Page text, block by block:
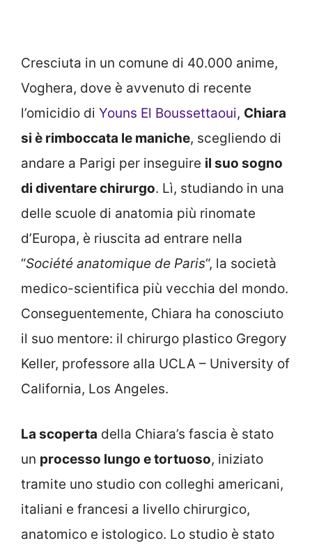
Cresciuta in un comune di 40.000 anime,
Voghera, dove è avvenuto di recente
l’omicidio di Youns El Boussettaoui, Chiara
si è rimboccata le maniche, scegliendo di
andare a Parigi per inseguire il suo sogno
di diventare chirurgo. Lì, studiando in una
delle scuole di anatomia più rinomate
d’Europa, è riuscita ad entrare nella
“Société anatomique de Paris“, la società
medico-scientifica più vecchia del mondo.
Conseguentemente, Chiara ha conosciuto
il suo mentore: il chirurgo plastico Gregory
Keller, professore alla UCLA – University of
California, Los Angeles.
La scoperta della Chiara’s fascia è stato
un processo lungo e tortuoso, iniziato
tramite uno studio con colleghi americani,
italiani e francesi a livello chirurgico,
anatomico e istologico. Lo studio è stato